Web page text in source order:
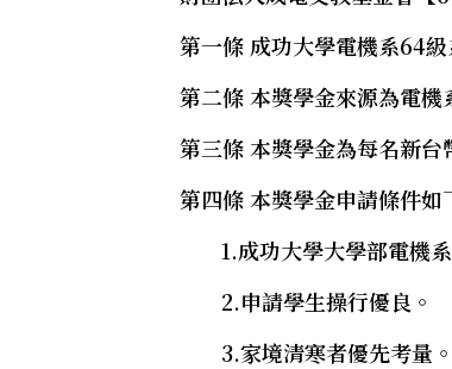
第一條 成功大學電機系64
第二條 本獎學金來源為電
第三條 本獎學金為每名新
第四條 本獎學金申請條件如
1.成功大學大學部電機系
2.申請學生操行優良。
3.家境清寒者優先考量。